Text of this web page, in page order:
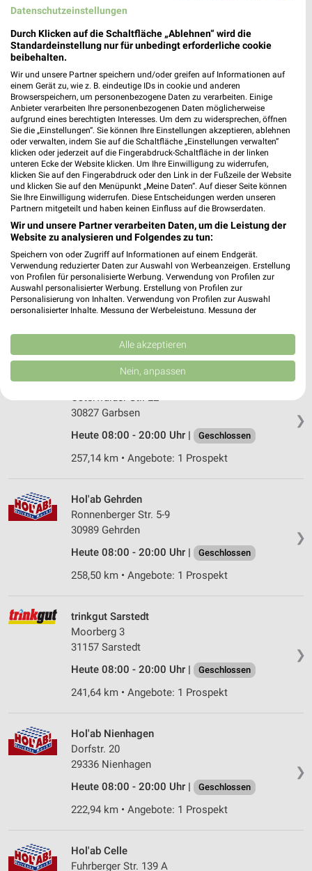
Hol'ab Hannover
Tillystr. 27
Heute 08:00 - 20:00 Uhr | Geschlossen
250,70 km • Angebote: 1 Prospekt
Hol'ab Wedemark-Mellendorf
Wedemarkstr. 66
30900 Wedemark-Mellendorf
Heute 08:00 - 20:00 Uhr | Geschlossen
247,90 km • Angebote: 1 Prospekt
Netto Getränke-Markt Hannover
Große Pranke 3
30419 Hannover
❯
trinkgut Garbsen
Osterwalder Str. 22
30827 Garbsen
Heute 08:00 - 20:00 Uhr |
Geschlossen
257,14 km • Angebote: 1 Prospekt
❯
Hol'ab Gehrden
Ronnenberger Str. 5-9
30989 Gehrden
Heute 08:00 - 20:00 Uhr |
Geschlossen
258,50 km • Angebote: 1 Prospekt
❯
trinkgut Sarstedt
Moorberg 3
31157 Sarstedt
Heute 08:00 - 20:00 Uhr |
Geschlossen
241,64 km • Angebote: 1 Prospekt
❯
Hol'ab Nienhagen
Dorfstr. 20
29336 Nienhagen
Heute 08:00 - 20:00 Uhr |
Geschlossen
222,94 km • Angebote: 1 Prospekt
Hol'ab Celle
Fuhrberger Str. 139 A
Datenschutzeinstellungen
Durch Klicken auf die Schaltfläche „Ablehnen“ wird die
Standardeinstellung nur für unbedingt erforderliche cookie
beibehalten.
Wir und unsere Partner speichern und/oder greifen auf Informationen auf
einem Gerät zu, wie z. B. eindeutige IDs in cookie und anderen
Browserspeichern, um personenbezogene Daten zu verarbeiten. Einige
Anbieter verarbeiten Ihre personenbezogenen Daten möglicherweise
aufgrund eines berechtigten Interesses. Um dem zu widersprechen, öffnen
Sie die „Einstellungen“. Sie können Ihre Einstellungen akzeptieren, ablehnen
oder verwalten, indem Sie auf die Schaltfläche „Einstellungen verwalten“
klicken oder jederzeit auf die Fingerabdruck-Schaltfläche in der linken
unteren Ecke der Website klicken. Um Ihre Einwilligung zu widerrufen,
klicken Sie auf den Fingerabdruck oder den Link in der Fußzeile der Website
und klicken Sie auf den Menüpunkt „Meine Daten“. Auf dieser Seite können
Sie Ihre Einwilligung widerrufen. Diese Entscheidungen werden unseren
Partnern mitgeteilt und haben keinen Einfluss auf die Browserdaten.
Wir und unsere Partner verarbeiten Daten, um die Leistung der
Website zu analysieren und Folgendes zu tun:
Speichern von oder Zugriff auf Informationen auf einem Endgerät.
Verwendung reduzierter Daten zur Auswahl von Werbeanzeigen. Erstellung
von Profilen für personalisierte Werbung. Verwendung von Profilen zur
Auswahl personalisierter Werbung. Erstellung von Profilen zur
Personalisierung von Inhalten. Verwendung von Profilen zur Auswahl
personalisierter Inhalte. Messung der Werbeleistung. Messung der
Kombinationen von Daten aus verschiedenen Quellen. Entwicklung und
Verbesserung der Angebote. Verwendung reduzierter Daten zur Auswahl
von Inhalten.
Daten können außerhalb der Europäischen Union weitergegeben und in die
Website/App.
Wir nutzen Ihre Daten für folgende Zwecke:
IAB-Verarbeitungszwecke:
auf einem Endgerät
Verwendung reduzierter Daten zur Auswahl von
Werbeanzeigen
Erstellung von Profilen für personalisierte
personalisierter Werbung
Erstellung von Profilen zur Personalisierung
von Inhalten
personalisierter Inhalte
Messung der Performance von Inhalten
Analyse von Zielgruppen durch Statistiken oder
Kombinationen von Daten aus verschiedenen
Verwendung reduzierter Daten zur Auswahl von
Alle akzeptieren
Nein, anpassen